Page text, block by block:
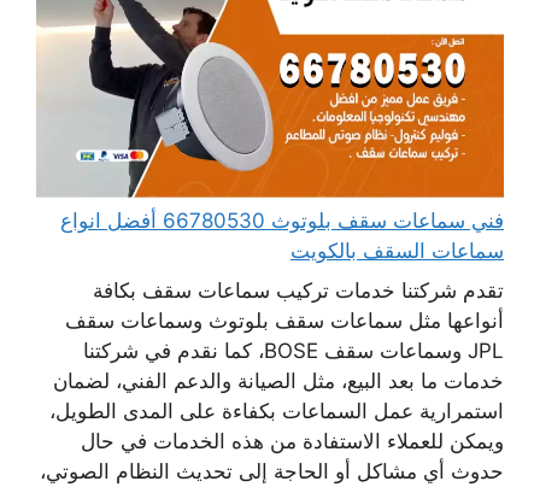
فني سماعات سقف بلوتوث 66780530 أفضل انواع
سماعات السقف بالكويت
تقدم شركتنا خدمات تركيب سماعات سقف بكافة
أنواعها مثل سماعات سقف بلوتوث وسماعات سقف
JPL وسماعات سقف BOSE، كما نقدم في شركتنا
خدمات ما بعد البيع، مثل الصيانة والدعم الفني، لضمان
استمرارية عمل السماعات بكفاءة على المدى الطويل،
ويمكن للعملاء الاستفادة من هذه الخدمات في حال
حدوث أي مشاكل أو الحاجة إلى تحديث النظام الصوتي،